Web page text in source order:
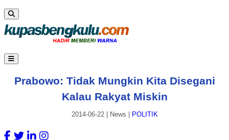
Prabowo: Tidak Mungkin Kita Disegani
Kalau Rakyat Miskin
2014-06-22| News POLITIK